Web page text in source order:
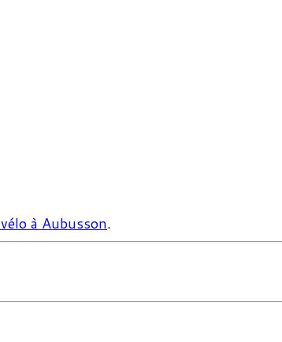
à Aubusson.